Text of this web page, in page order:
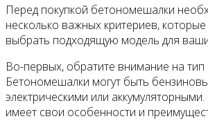
Перед покупкой бетономешалки
несколько важных критериев,
выбрать подходящую модель для
Во-первых, обратите внимание на тип
Бетономешалки могут быть
электрическими или
имеет свои особенности и